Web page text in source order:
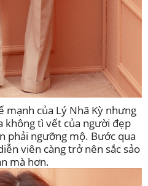
mạnh của Lý Nhã Kỳ nhưng
không tì vết của người đẹp
phải ngưỡng mộ. Bước qua
viên càng trở nên sắc sảo
mà hơn.